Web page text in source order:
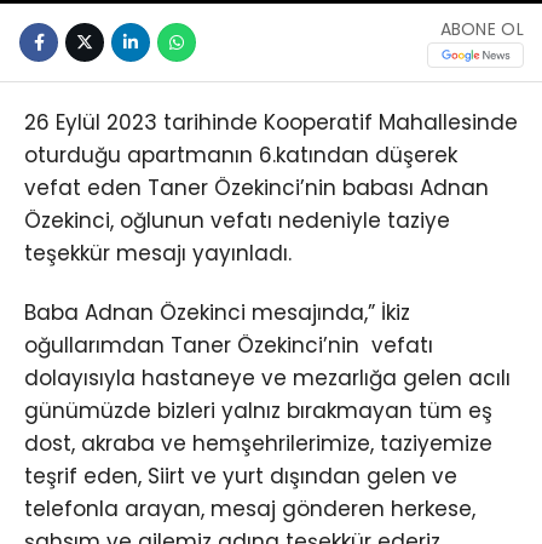
ABONE OL
26 Eylül 2023 tarihinde Kooperatif Mahallesinde
oturduğu apartmanın 6.katından düşerek
vefat eden Taner Özekinci’nin babası Adnan
Özekinci, oğlunun vefatı nedeniyle taziye
teşekkür mesajı yayınladı.
Baba Adnan Özekinci mesajında,” İkiz
oğullarımdan Taner Özekinci’nin vefatı
dolayısıyla hastaneye ve mezarlığa gelen acılı
günümüzde bizleri yalnız bırakmayan tüm eş
dost, akraba ve hemşehrilerimize, taziyemize
teşrif eden, Siirt ve yurt dışından gelen ve
telefonla arayan, mesaj gönderen herkese,